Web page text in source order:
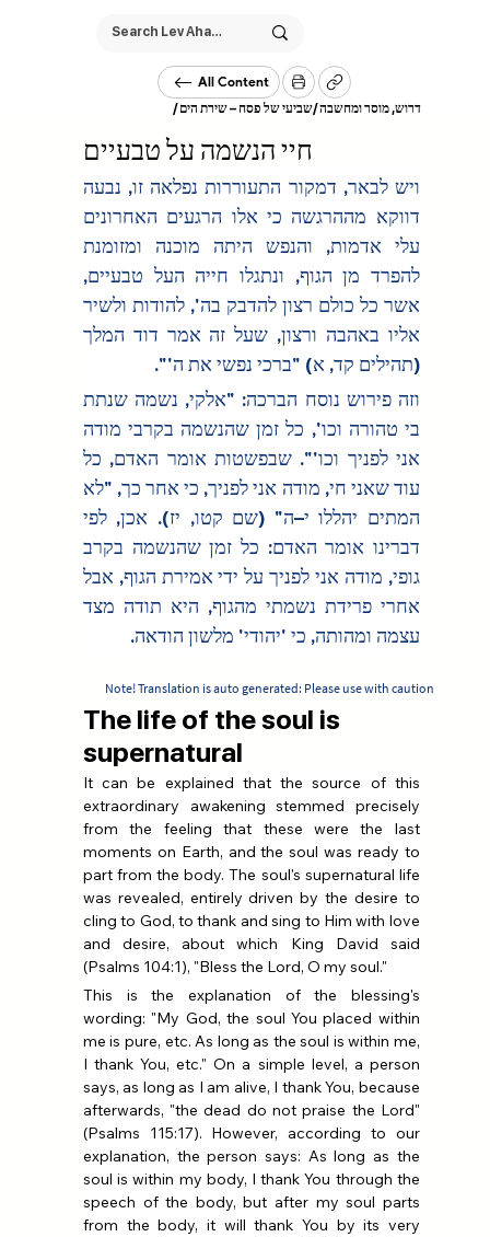
All Content
/שביעי של פסח – שירת הים/דרוש, מוסר ומחשבה
חיי הנשמה על טבעיים
(תהילים קד, א) "ברכי נפשי את ה'".
עצמה ומהותה, כי 'יהודי' מלשון הודאה.
Note! Translation is auto generated: Please use with caution
The life of the soul is
supernatural
It can be explained that the source of this
extraordinary awakening stemmed precisely
from the feeling that these were the last
moments on Earth, and the soul was ready to
part from the body. The soul's supernatural life
was revealed, entirely driven by the desire to
cling to God, to thank and sing to Him with love
and desire, about which King David said
(Psalms 104:1), "Bless the Lord, O my soul."
This is the explanation of the blessing's
wording: "My God, the soul You placed within
me is pure, etc. As long as the soul is within me,
I thank You, etc." On a simple level, a person
says, as long as I am alive, I thank You, because
afterwards, "the dead do not praise the Lord"
(Psalms 115:17). However, according to our
explanation, the person says: As long as the
soul is within my body, I thank You through the
speech of the body, but after my soul parts
from the body, it will thank You by its very